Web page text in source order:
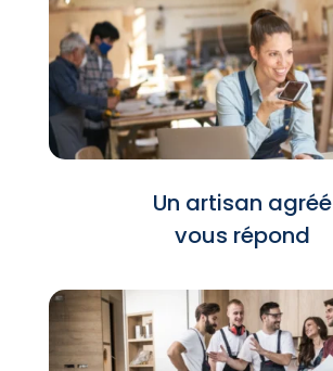
Un artisan agréé
vous répond